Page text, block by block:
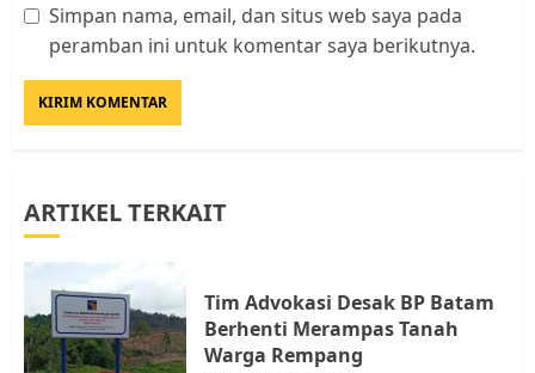
Simpan nama, email, dan situs web saya pada
peramban ini untuk komentar saya berikutnya.
ARTIKEL TERKAIT
Tim Advokasi Desak BP Batam
Berhenti Merampas Tanah
Warga Rempang
Datangi Pemko Batam, Warga
4
Warga Rempang Ajukan
Resahkan Warga
JULI 17, 2026 0